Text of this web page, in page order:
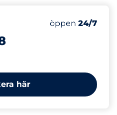
öppen 24/7
här